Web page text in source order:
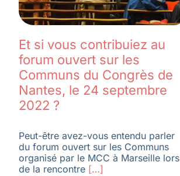
Et si vous contribuiez au
forum ouvert sur les
Communs du Congrès de
Nantes, le 24 septembre
2022 ?
Peut-être avez-vous entendu parler
du forum ouvert sur les Communs
organisé par le MCC à Marseille lors
de la rencontre[…]